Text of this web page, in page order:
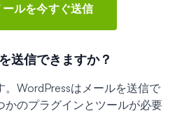
ルを今すぐ送信
送信できますか？
WordPressはメールを送信で
かのプラグインとツールが必要